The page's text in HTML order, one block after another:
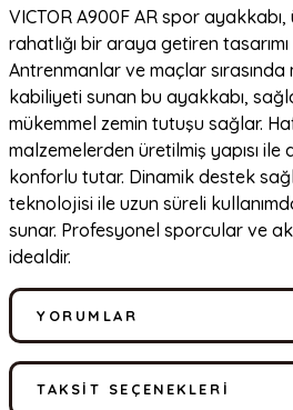
VICTOR A900F AR spor
rahatlığı bir araya getiren
Antrenmanlar ve maçlar
kabiliyeti sunan bu ayakkabı,
mükemmel zemin tutuşu sağlar.
malzemelerden üretilmiş yapısı ile
konforlu tutar. Dinamik destek
teknolojisi ile uzun süreli
sunar. Profesyonel sporcular ve
idealdir.
YORUMLAR
TAKSIT SEÇENEKLERI